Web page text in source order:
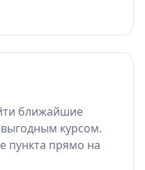
ближайшие
курсом.
пункта прямо на